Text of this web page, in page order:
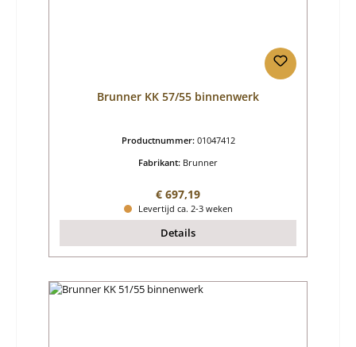
Brunner KK 57/55 binnenwerk
Productnummer: 01047412
Fabrikant: Brunner
Normale prijs:
€ 697,19
Levertijd ca. 2-3 weken
Details